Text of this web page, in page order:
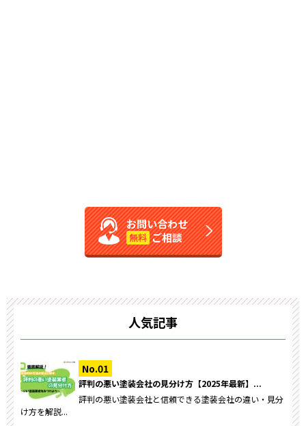
お問い合わせ
無料 ご相談
人気記事
評判の悪い塗装会社の見分け方【2025年最新】...
評判の悪い塗装会社と信頼できる塗装会社の違い・見分
け方を解説...